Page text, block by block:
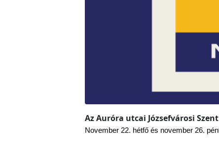
Az Auróra utcai Józsefvárosi
November 22. hétfő és november 26.